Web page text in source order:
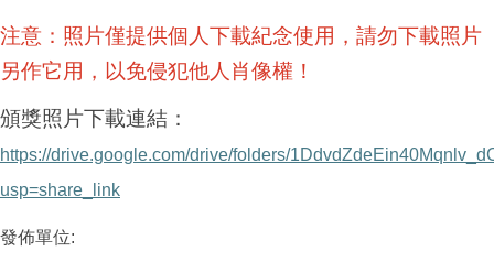
注意：照片僅提供個人下載紀念使用，請勿下載照片
另作它用，以免侵犯他人肖像權！
頒獎照片下載連結：
https://drive.google.com/drive/folders/
usp=share_link
發佈單位: